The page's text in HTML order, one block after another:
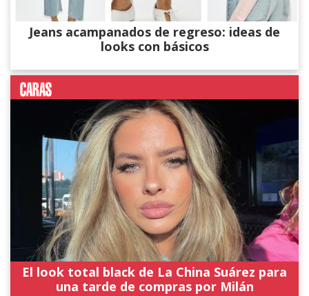
Jeans acampanados de regreso: ideas de
looks con básicos
El look total black de La China Suárez para
una tarde de compras por Milán